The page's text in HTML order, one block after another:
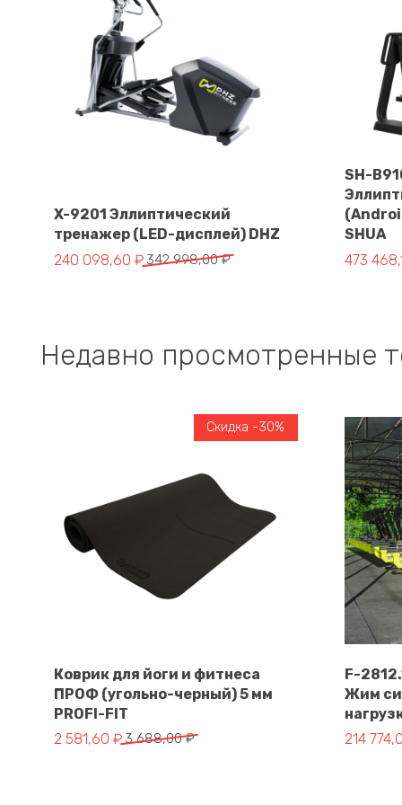
В корзину
X-9201 Эллиптический
тренажер (LED-дисплей) DHZ
342 998,00₽
Первоначальная цена составляла 342 998,00 ₽.
240 098,60 ₽
Текущая цена: 240 098,60 ₽.
SH-
SHUA
473
Текущая
Недавно просмотренные
В корзину
Скидка -30%
Коврик для йоги и фитнеса
ПРОФ (угольно-черный) 5 мм
PROFI-FIT
3 688,00₽
Первоначальная цена составляла 3 688,00 ₽.
2 581,60 ₽
Текущая цена: 2 581,60 ₽.
F-
Жим
214
Текущая